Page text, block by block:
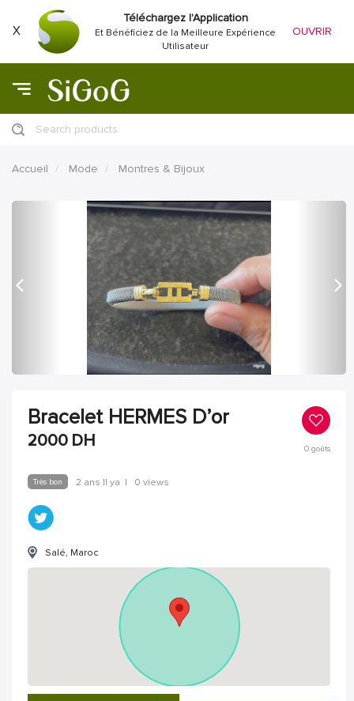
X
Téléchargez l'Application
Et Bénéficiez de la Meilleure Expérience
Utilisateur
OUVRIR
Search products
Accueil Mode Montres & Bijoux
précédent
Bracelet HERMES D’or
2000 DH 0goûts
Très bon 2 ans Il ya | 0 views
Salé, Maroc